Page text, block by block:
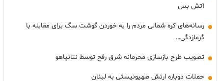
آتش بس
رسانه‌های کره شمالی مردم را به خوردن گوشت سگ برای مقابله با
گرمازدگی…
تصویب طرح بازسازی محرمانه شرق رفح توسط نتانیاهو
حملات دوباره ارتش صهیونیستی به لبنان